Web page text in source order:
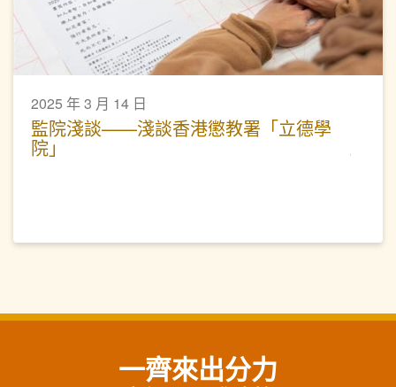
2025 年 3 月 14 日
監院淺談——淺談香港懲教署「立德學
院」
一齊來出分力